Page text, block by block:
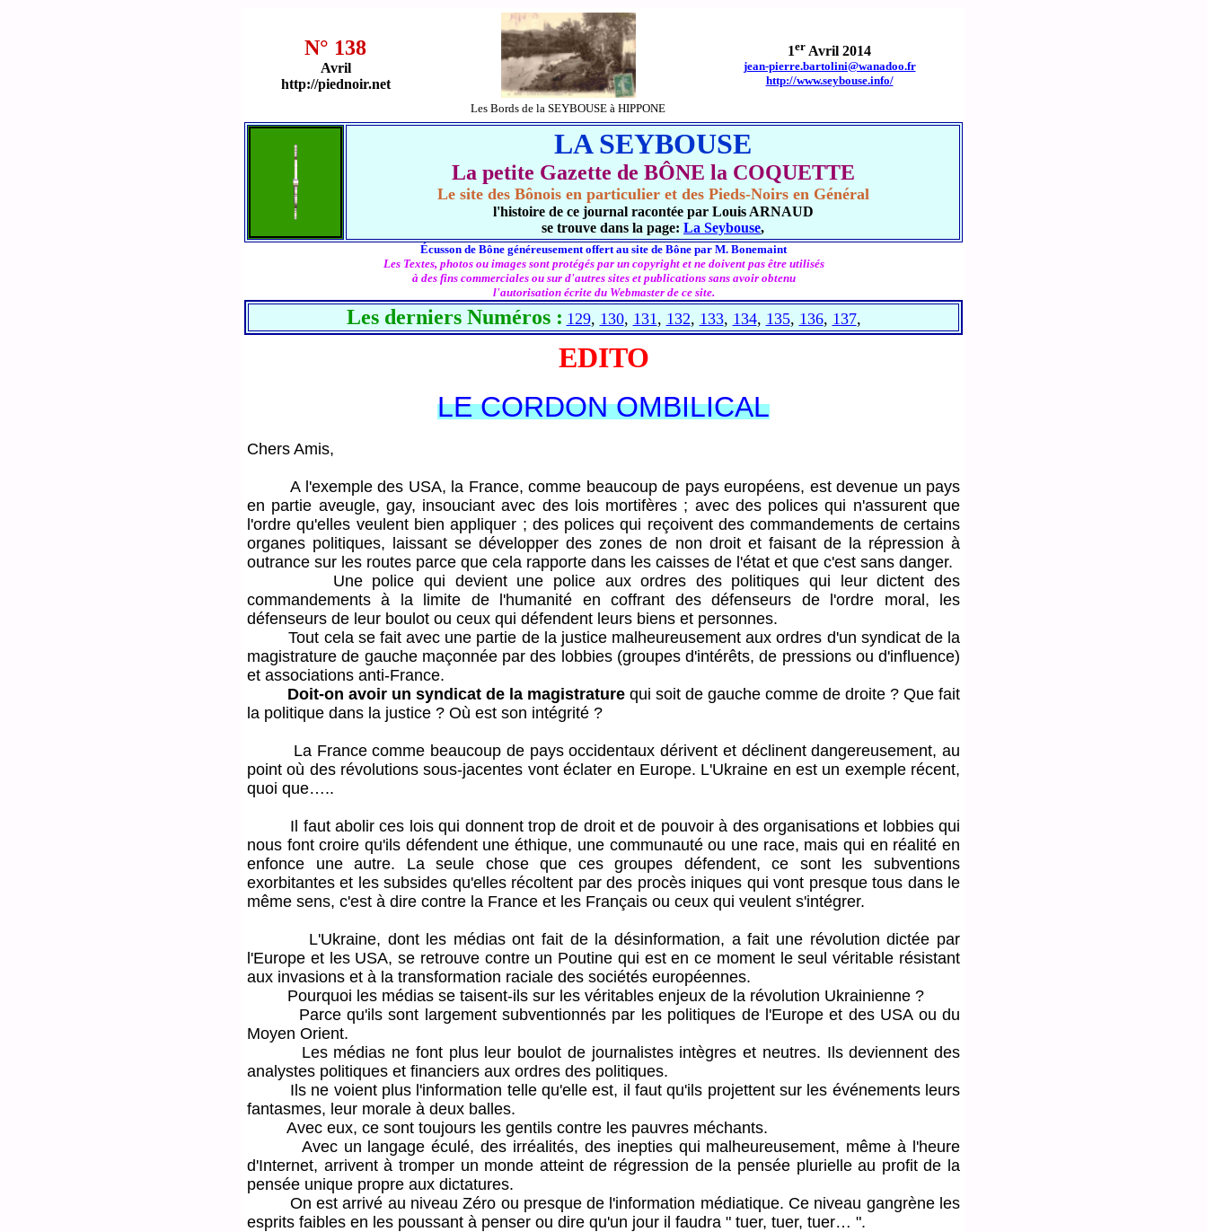
N° 138
Avril
http://piednoir.net
Les Bords de la SEYBOUSE à HIPPONE
1er Avril 2014
jean-pierre.bartolini@wanadoo.fr
http://www.seybouse.info/
LA SEYBOUSE
La petite Gazette de BÔNE la COQUETTE
Le site des Bônois en particulier et des Pieds-Noirs en Général
l'histoire de ce journal racontée par Louis ARNAUD
se trouve dans la page: La Seybouse,
Écusson de Bône généreusement offert au site de Bône par M. Bonemaint
Les Textes, photos ou images sont protégés par un copyright et ne doivent pas être utilisés
à des fins commerciales ou sur d'autres sites et publications sans avoir obtenu
l'autorisation écrite du Webmaster de ce site.
Les derniers Numéros : 129, 130, 131, 132, 133, 134, 135, 136, 137,
EDITO
LE CORDON OMBILICAL
Chers Amis,
A l'exemple des USA, la France, comme beaucoup de pays européens, est devenue un pays
en partie aveugle, gay, insouciant avec des lois mortifères ; avec des polices qui n'assurent que
l'ordre qu'elles veulent bien appliquer ; des polices qui reçoivent des commandements de certains
organes politiques, laissant se développer des zones de non droit et faisant de la répression à
outrance sur les routes parce que cela rapporte dans les caisses de l'état et que c'est sans danger.
Une police qui devient une police aux ordres des politiques qui leur dictent des
commandements à la limite de l'humanité en coffrant des défenseurs de l'ordre moral, les
défenseurs de leur boulot ou ceux qui défendent leurs biens et personnes.
Tout cela se fait avec une partie de la justice malheureusement aux ordres d'un syndicat de la
magistrature de gauche maçonnée par des lobbies (groupes d'intérêts, de pressions ou d'influence)
et associations anti-France.
Doit-on avoir un syndicat de la magistrature qui soit de gauche comme de droite ? Que fait
la politique dans la justice ? Où est son intégrité ?
La France comme beaucoup de pays occidentaux dérivent et déclinent dangereusement, au
point où des révolutions sous-jacentes vont éclater en Europe. L'Ukraine en est un exemple récent,
quoi que…..
Il faut abolir ces lois qui donnent trop de droit et de pouvoir à des organisations et lobbies qui
nous font croire qu'ils défendent une éthique, une communauté ou une race, mais qui en réalité en
enfonce une autre. La seule chose que ces groupes défendent, ce sont les subventions
exorbitantes et les subsides qu'elles récoltent par des procès iniques qui vont presque tous dans le
même sens, c'est à dire contre la France et les Français ou ceux qui veulent s'intégrer.
L'Ukraine, dont les médias ont fait de la désinformation, a fait une révolution dictée par
l'Europe et les USA, se retrouve contre un Poutine qui est en ce moment le seul véritable résistant
aux invasions et à la transformation raciale des sociétés européennes.
Pourquoi les médias se taisent-ils sur les véritables enjeux de la révolution Ukrainienne ?
Parce qu'ils sont largement subventionnés par les politiques de l'Europe et des USA ou du
Moyen Orient.
Les médias ne font plus leur boulot de journalistes intègres et neutres. Ils deviennent des
analystes politiques et financiers aux ordres des politiques.
Ils ne voient plus l'information telle qu'elle est, il faut qu'ils projettent sur les événements leurs
fantasmes, leur morale à deux balles.
Avec eux, ce sont toujours les gentils contre les pauvres méchants.
Avec un langage éculé, des irréalités, des inepties qui malheureusement, même à l'heure
d'Internet, arrivent à tromper un monde atteint de régression de la pensée plurielle au profit de la
pensée unique propre aux dictatures.
On est arrivé au niveau Zéro ou presque de l'information médiatique. Ce niveau gangrène les
esprits faibles en les poussant à penser ou dire qu'un jour il faudra " tuer, tuer, tuer… ".